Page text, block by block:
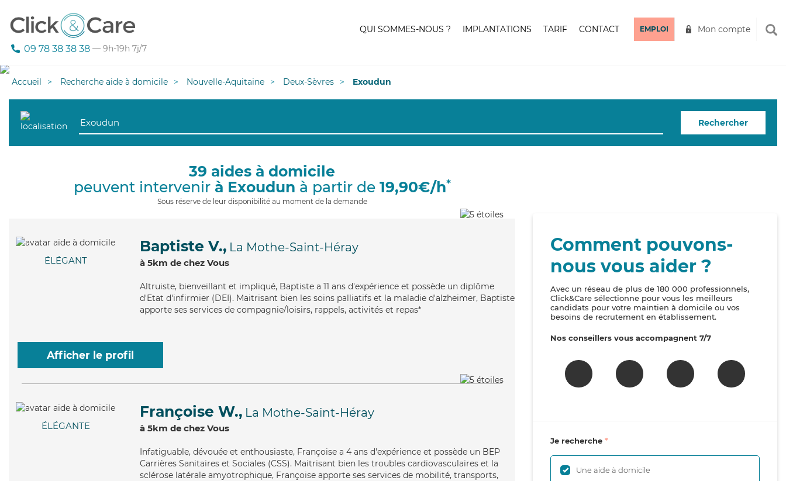
09 78 38 38 38 — 9h-19h 7j/7
QUI SOMMES-NOUS ? IMPLANTATIONS TARIF CONTACT EMPLOI Mon compte
Accueil Recherche aide à domicile Nouvelle-Aquitaine Deux-Sèvres Exoudun
Rechercher
39 aides à domicile
peuvent intervenir à Exoudun à partir de 19,90€/h*
Sous réserve de leur disponibilité au moment de la demande
ÉLÉGANT
Baptiste V., La Mothe-Saint-Héray
à 5km de chez Vous
Altruiste, bienveillant et impliqué, Baptiste a 11 ans d'expérience et possède un diplôme
d'Etat d'infirmier (DEI). Maitrisant bien les soins palliatifs et la maladie d'alzheimer, Baptiste
apporte ses services de compagnie/loisirs, rappels, activités et repas*
Afficher le profil
ÉLÉGANTE
Françoise W., La Mothe-Saint-Héray
à 5km de chez Vous
Infatiguable, dévouée et enthousiaste, Françoise a 4 ans d'expérience et possède un BEP
Carrières Sanitaires et Sociales (CSS). Maitrisant bien les troubles cardiovasculaires et la
sclérose latérale amyotrophique, Françoise apporte ses services de mobilité, transports,
Comment pouvons-
nous vous aider ?
Avec un réseau de plus de 180 000 professionnels,
Click&Care sélectionne pour vous les meilleurs
candidats pour votre maintien à domicile ou vos
besoins de recrutement en établissement.
Nos conseillers vous accompagnent 7/7
Je recherche
Une aide à domicile